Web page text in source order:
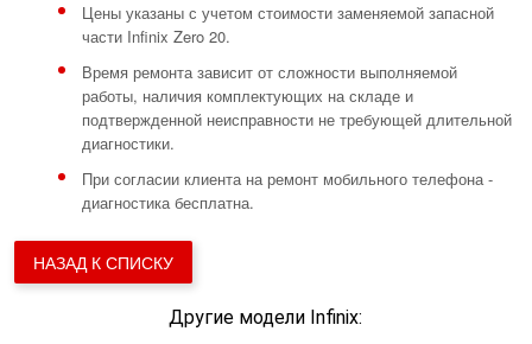
Цены указаны с учетом стоимости заменяемой запасной
части Infinix Zero 20.
Время ремонта зависит от сложности выполняемой
работы, наличия комплектующих на складе и
подтвержденной неисправности не требующей длительной
диагностики.
При согласии клиента на ремонт мобильного телефона -
диагностика бесплатна.
НАЗАД К СПИСКУ
Другие модели Infinix: